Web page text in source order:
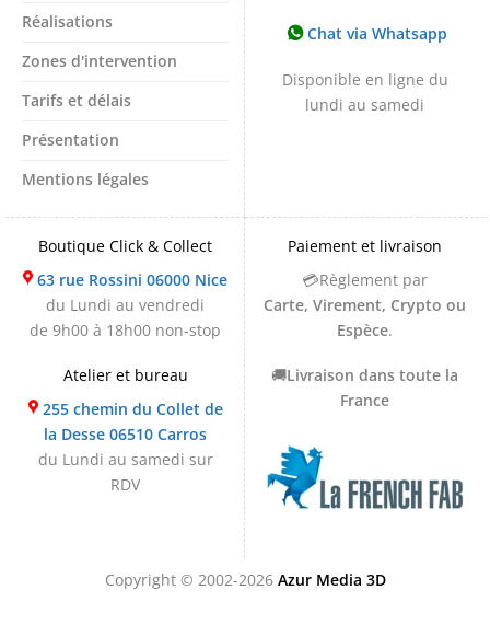
Réalisations
Zones d'intervention
Tarifs et délais
Présentation
Mentions légales
Chat via Whatsapp
Disponible en ligne du
lundi au samedi
Boutique Click & Collect
63 rue Rossini 06000 Nice
du Lundi au vendredi
de 9h00 à 18h00 non-stop
Atelier et bureau
255 chemin du Collet de
la Desse 06510 Carros
du Lundi au samedi sur
RDV
Paiement et livraison
💳Règlement par
Carte, Virement, Crypto ou
Espèce.
🚚Livraison dans toute la
France
Copyright © 2002-2026 Azur Media 3D